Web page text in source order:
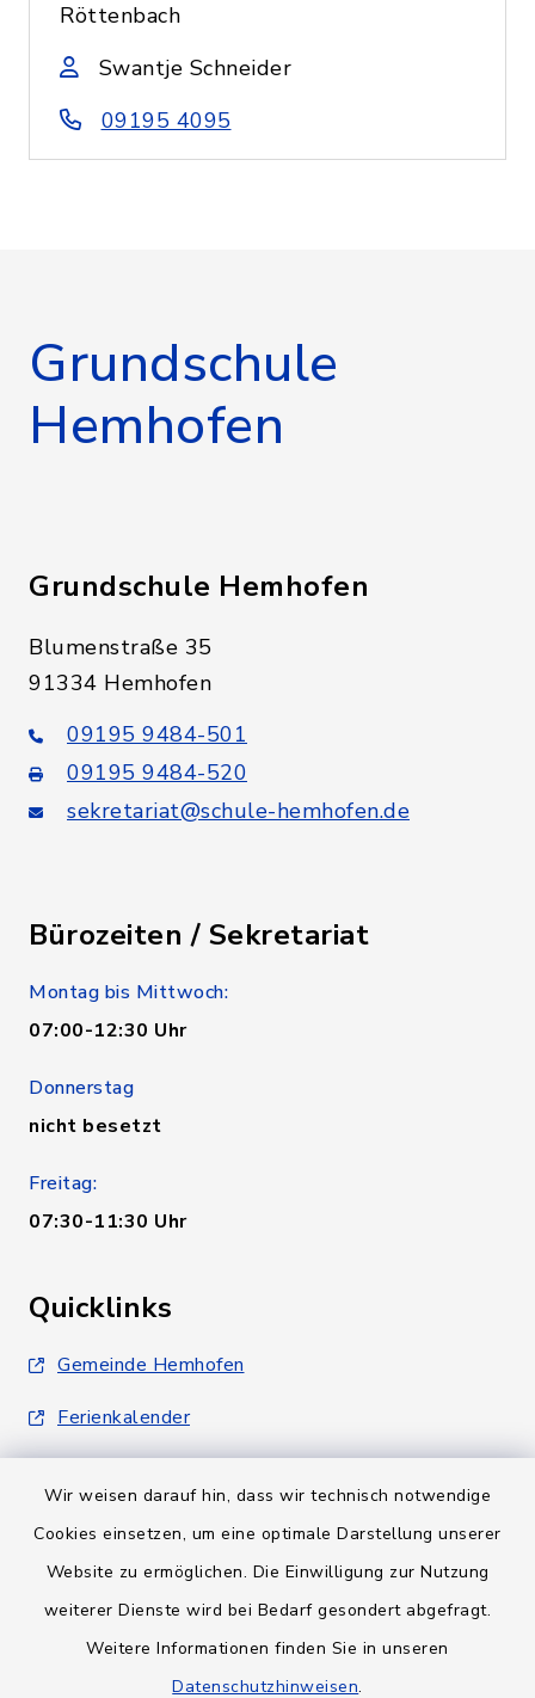
Wir weisen darauf hin, dass wir technisch notwendige
Cookies einsetzen, um eine optimale Darstellung unserer
Website zu ermöglichen. Die Einwilligung zur Nutzung
weiterer Dienste wird bei Bedarf gesondert abgefragt.
Weitere Informationen finden Sie in unseren
Datenschutzhinweisen.
Röttenbach
Swantje Schneider
09195 4095
Grundschule
Hemhofen
Grundschule Hemhofen
Blumenstraße 35
91334 Hemhofen
09195 9484-501
09195 9484-520
sekretariat@schule-hemhofen.de
Bürozeiten / Sekretariat
Montag bis Mittwoch:
07:00-12:30 Uhr
Donnerstag
nicht besetzt
Freitag:
07:30-11:30 Uhr
Quicklinks
Gemeinde Hemhofen
Ferienkalender
Barrierefreiheit